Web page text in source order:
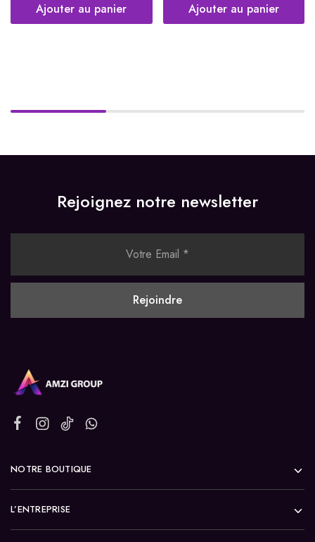
Ajouter au panier Ajouter au panier
Rejoignez notre newsletter
NOTRE BOUTIQUE
L’ENTREPRISE